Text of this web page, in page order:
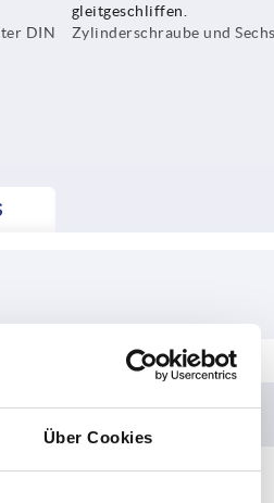
Über Cookies
DIN
gleitgeschliffen.
Zylinderschraube und
NEU